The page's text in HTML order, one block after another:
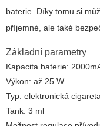
baterie. Díky tomu si
příjemné, ale také
Základní parametry
Kapacita baterie:
Výkon: až 25 W
Typ: elektronická
Tank: 3 ml